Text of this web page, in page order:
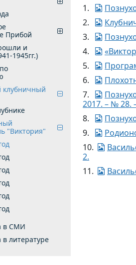
1.
2.
3.
4.
5.
6.
7.
2017. – № 28.
8.
9.
10.
2.
11.
Прибой
и
1945гг.)
клубничный
"Виктория"
в СМИ
в литературе